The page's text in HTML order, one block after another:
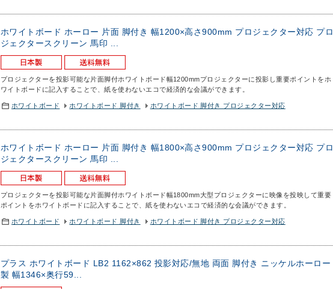
ホワイトボード ホーロー 片面 脚付き 幅1200×高さ900mm プロジェクター対応 プロ
ジェクタースクリーン 馬印 ...
プロジェクターを投影可能な片面脚付ホワイトボード幅1200mmプロジェクターに投影し重要ポイントをホ
ワイトボードに記入することで、紙を使わないエコで経済的な会議ができます。
ホワイトボード ホワイトボード 脚付き ホワイトボード 脚付き プロジェクター対応
ホワイトボード ホーロー 片面 脚付き 幅1800×高さ900mm プロジェクター対応 プロ
ジェクタースクリーン 馬印 ...
プロジェクターを投影可能な片面脚付ホワイトボード幅1800mm大型プロジェクターに映像を投映して重要
ポイントをホワイトボードに記入することで、紙を使わないエコで経済的な会議ができます。
ホワイトボード ホワイトボード 脚付き ホワイトボード 脚付き プロジェクター対応
プラス ホワイトボード LB2 1162×862 投影対応/無地 両面 脚付き ニッケルホーロー
製 幅1346×奥行59...